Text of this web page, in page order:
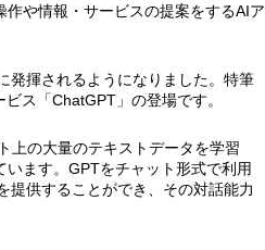
や情報・サービスの提案をするAIア
発揮されるようになりました。特筆
ス「ChatGPT」の登場です。
上の大量のテキストデータを学習
ます。GPTをチャット形式で利用
提供することができ、その対話能力